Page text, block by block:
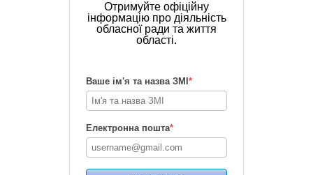
Отримуйте офіційну
інформацію про діяльність
обласної ради та життя
області.
Ваше ім'я та назва ЗМІ *
Електронна пошта*